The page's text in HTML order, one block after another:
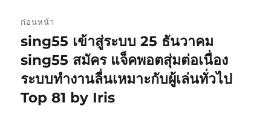
เรื่อง
ก่อนหน้า
เรื่อง
ก่อน
หน้า:
sing55 เข้าสู่ระบบ 25 ธันวาคม
sing55 สมัคร แจ็คพอตสุ่มต่อเนื่อง
ระบบทำงานลื่นเหมาะกับผู้เล่นทั่วไป
Top 81 by Iris